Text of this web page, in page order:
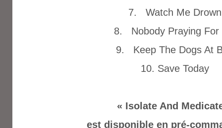
7. Watch Me Drown
8. Nobody Praying For
9. Keep The Dogs At
10. Save Today
« Isolate And
est disponible en pré-